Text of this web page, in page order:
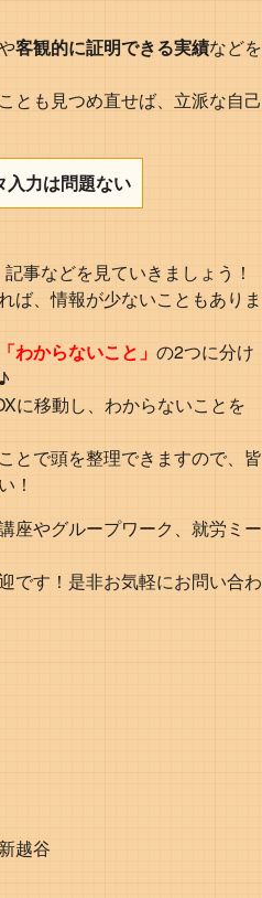
客観的に証明できる実績などを
とも見つめ直せば、立派な自己
力は問題ない
事などを見ていきましょう！
ば、情報が少ないこともありま
わからないこと」 の2つに分け
とで頭を整理できますので、皆
！
座やグループワーク、就労ミー
です！是非お気軽にお問い合わ
越谷